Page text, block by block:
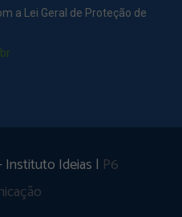
a Lei Geral de Proteção de
Ideias | P6